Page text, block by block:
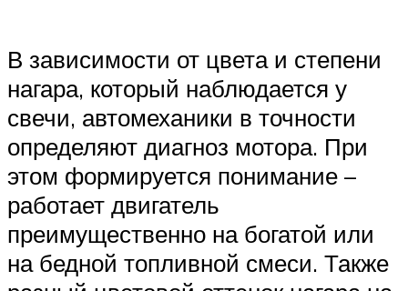
В зависимости от цвета и степени
нагара, который наблюдается у
свечи, автомеханики в точности
определяют диагноз мотора. При
этом формируется понимание –
работает двигатель
преимущественно на богатой или
на бедной топливной смеси. Также